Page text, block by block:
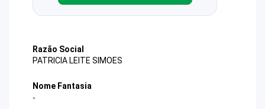
Razão Social
PATRICIA LEITE SIMOES
Nome Fantasia
-